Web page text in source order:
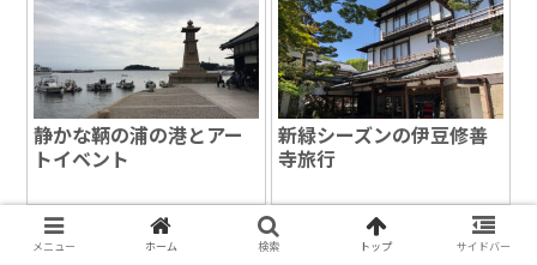
静かな鞆の浦の港とアー
トイベント
新緑シーズンの伊豆修善
寺旅行
スポンサーリンク
メニュー ホーム 検索 トップ サイドバー